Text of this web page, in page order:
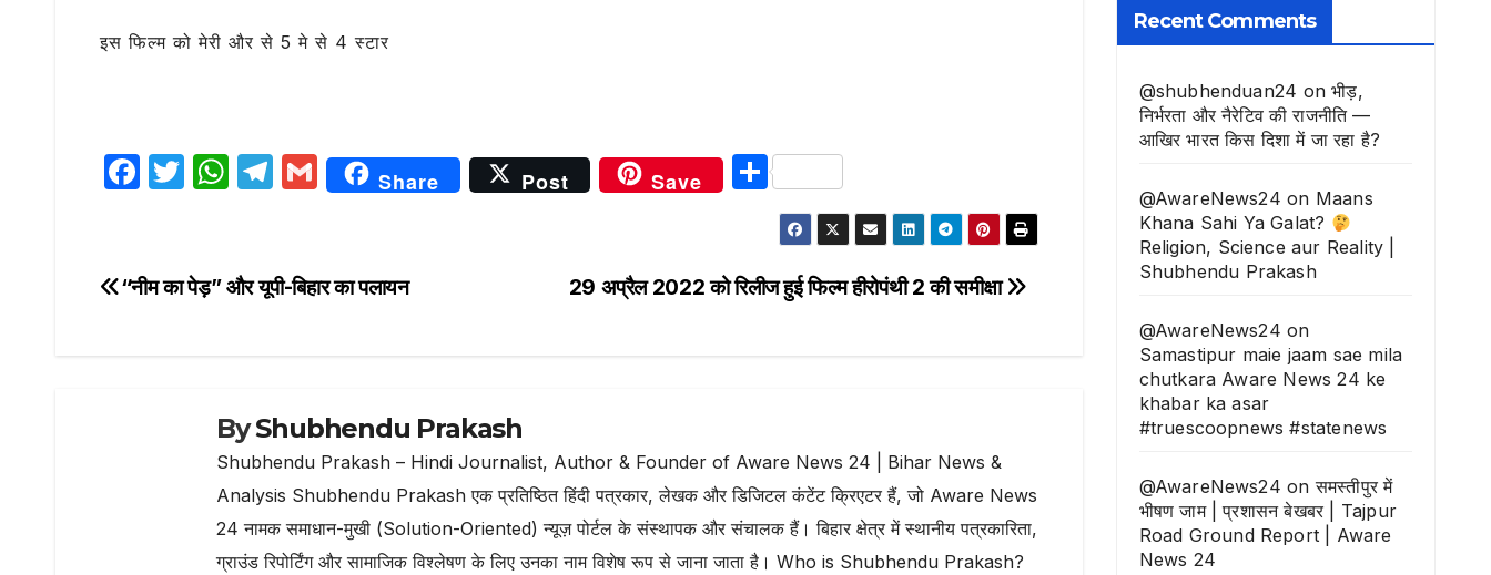
इस फिल्म को मेरी और से 5 मे से 4 स्टार
F
e
T
te
W
s
T
g
ra
G
m
l
Share Post Save
S
h
ar
e
Post
29 अप्रैल 2022 को रिलीज हुई फिल्म हीरोपंथी 2 की समीक्षा
“नीम का पेड़” और यूपी-बिहार का पलायन
ByShubhendu Prakash
Shubhendu Prakash – Hindi Journalist, Author & Founder of Aware News 24 | Bihar News &
Analysis Shubhendu Prakash एक प्रतिष्ठित हिंदी पत्रकार, लेखक और डिजिटल कंटेंट क्रिएटर हैं, जो Aware News
24 नामक समाधान-मुखी (Solution-Oriented) न्यूज़ पोर्टल के संस्थापक और संचालक हैं। बिहार क्षेत्र में स्थानीय पत्रकारिता,
ग्राउंड रिपोर्टिंग और सामाजिक विश्लेषण के लिए उनका नाम विशेष रूप से जाना जाता है। Who is Shubhendu Prakash?
Recent Comments
@shubhenduan24 onभीड़,
निर्भरता और नैरेटिव की राजनीति —
आखिर भारत किस दिशा में जा रहा है?
@AwareNews24 on Maans
Khana Sahi Ya Galat?
Religion, Science aur Reality |
Shubhendu Prakash
@AwareNews24 on
Samastipur maie jaam sae mila
chutkara Aware News 24 ke
khabar ka asar
#truescoopnews #statenews
@AwareNews24 onसमस्तीपुर में
भीषण जाम | प्रशासन बेखबर | Tajpur
Road Ground Report | Aware
News 24